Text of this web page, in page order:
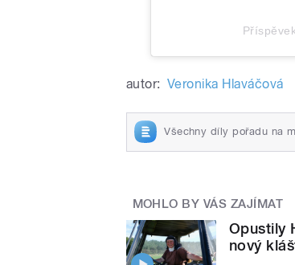
autor: Veronika Hlaváčová
Všechny díly pořadu na
MOHLO BY VÁS ZAJÍMAT
Opustily
nový